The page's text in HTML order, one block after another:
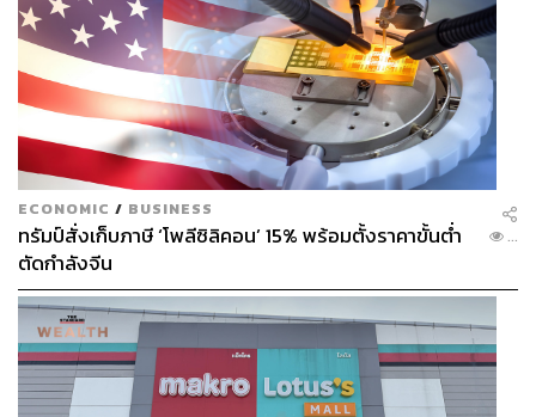
ECONOMIC / BUSINESS
ทรัมป์สั่งเก็บภาษี ‘โพลีซิลิคอน’ 15% พร้อมตั้งราคาขั้นต่ำ
ตัดกำลังจีน
...